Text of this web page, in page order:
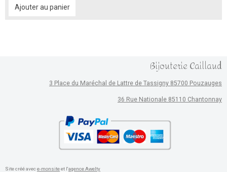
Ajouter au panier
Bijouterie Caillaud
3 Place du Maréchal de Lattre de Tassigny 85700 Pouzauges
36 Rue Nationale 85110 Chantonnay
Site créé avece-monsiteet l'agence Awelty